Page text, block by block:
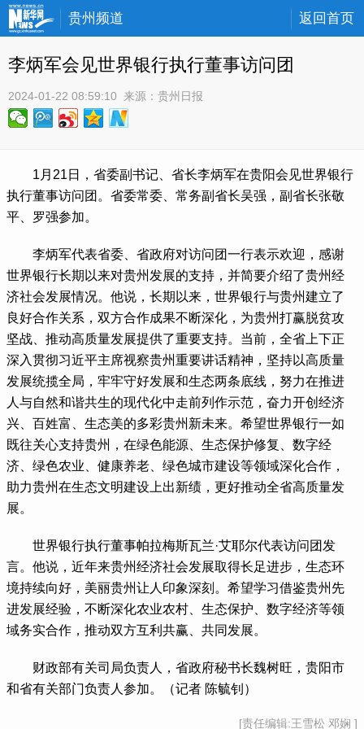
贵州频道 返回首页
李炳军会见世界银行执行董事访问团
2024-01-22 08:59:10 来源： 贵州日报
1月21日，省委副书记、省长李炳军在贵阳会见世界银行
执行董事访问团。省委常委、常务副省长吴强，副省长张敬
平、罗强参加。
李炳军代表省委、省政府对访问团一行表示欢迎，感谢
世界银行长期以来对贵州发展的支持，并简要介绍了贵州经
济社会发展情况。他说，长期以来，世界银行与贵州建立了
良好合作关系，双方合作成果不断深化，为贵州打赢脱贫攻
坚战、推动高质量发展提供了重要支持。当前，全省上下正
深入贯彻习近平主席视察贵州重要讲话精神，坚持以高质量
发展统揽全局，牢牢守好发展和生态两条底线，努力在推进
人与自然和谐共生的现代化中走前列作示范，奋力开创经济
兴、百姓富、生态美的多彩贵州新未来。希望世界银行一如
既往关心支持贵州，在绿色能源、生态保护修复、数字经
济、绿色农业、健康养老、绿色城市建设等领域深化合作，
助力贵州在生态文明建设上出新绩，更好推动全省高质量发
展。
世界银行执行董事帕拉梅斯瓦兰·艾耶尔代表访问团发
言。他说，近年来贵州经济社会发展取得长足进步，生态环
境持续向好，美丽贵州让人印象深刻。希望学习借鉴贵州先
进发展经验，不断深化农业农村、生态保护、数字经济等领
域务实合作，推动双方互利共赢、共同发展。
财政部有关司局负责人，省政府秘书长魏树旺，贵阳市
和省有关部门负责人参加。（记者 陈毓钊）
[责任编辑:王雪松 邓娴 ]